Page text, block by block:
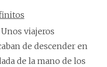
viajeros
de descender en
de la mano de los